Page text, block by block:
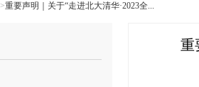
>重要声明｜关于“走进北大清华·2023全...
重